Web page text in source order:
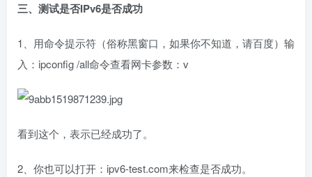
三、测试是否IPv6是否成功
1、用命令提示符（俗称黑窗口，如果你不知道，请百度）输
入：ipconfig /all命令查看网卡参数：v
看到这个，表示已经成功了。
2、你也可以打开：ipv6-test.com来检查是否成功。